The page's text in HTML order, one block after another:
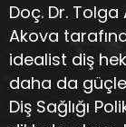
Doç. Dr. Tolga
Akova
idealist diş
daha da
Diş Sağlığı